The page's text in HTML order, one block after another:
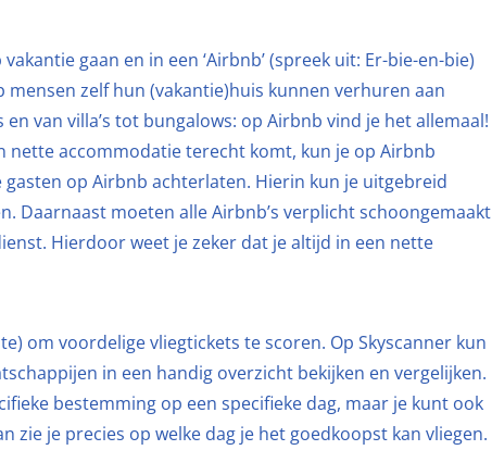
gaan en in een ‘Airbnb’ (spreek uit: Er-bie-en-bie)
zelf hun (vakantie)huis kunnen verhuren aan
van villa’s tot bungalows: op Airbnb vind je het allemaal!
nette accommodatie terecht komt, kun je op Airbnb
op Airbnb achterlaten. Hierin kun je uitgebreid
Daarnaast moeten alle Airbnb’s verplicht schoongemaakt
Hierdoor weet je zeker dat je altijd in een nette
om voordelige vliegtickets te scoren. Op Skyscanner kun
in een handig overzicht bekijken en vergelijken.
bestemming op een specifieke dag, maar je kunt ook
zie je precies op welke dag je het goedkoopst kan vliegen.